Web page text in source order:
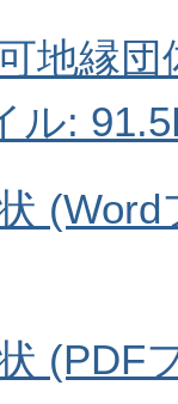
地縁
ル:
(PDF